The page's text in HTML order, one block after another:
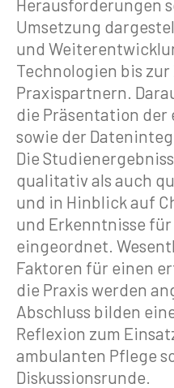
Herausforderungen
Umsetzung
und
Technologien bis
Praxispartnern.
die Präsentation der
sowie der
Die
qualitativ als auch
und in Hinblick auf
und Erkenntnisse für
eingeordnet.
Faktoren für einen
die Praxis werden
Abschluss bilden
Reflexion zum
ambulanten Pflege
Diskussionsrunde.